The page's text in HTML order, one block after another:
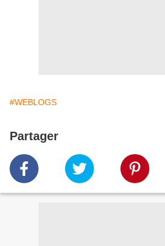
#WEBLOGS
Partager